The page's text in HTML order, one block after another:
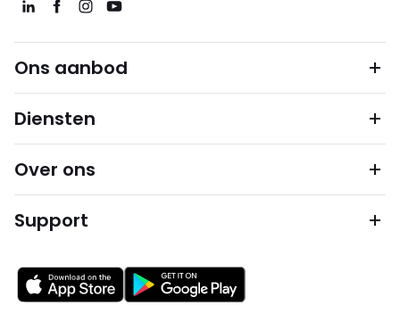
Ons aanbod
Diensten
Over ons
Support